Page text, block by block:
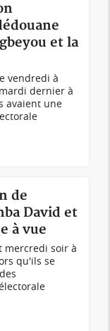
et la
vendredi à
dernier à
avaient une
de
David et
à vue
mercredi soir à
qu'ils se